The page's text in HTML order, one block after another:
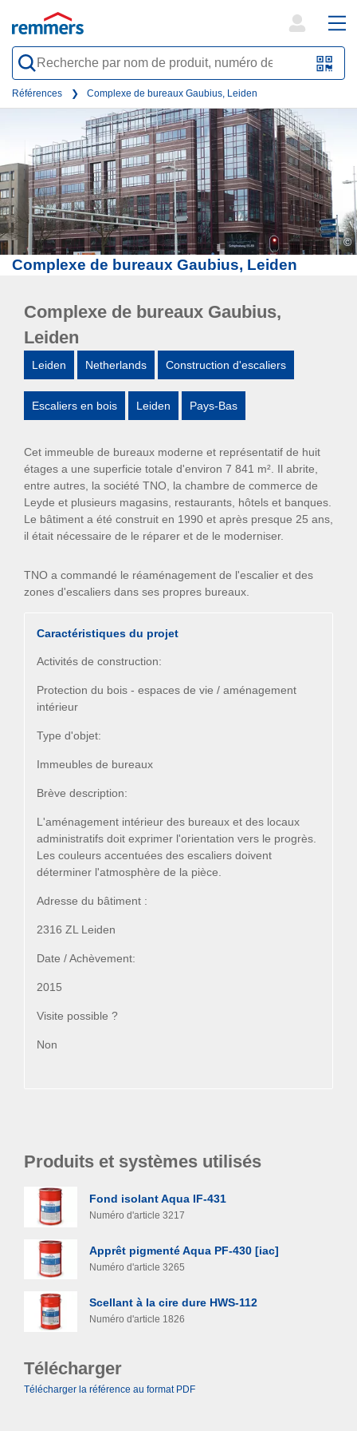
QR-
search
form
Références Complexe de bureaux Gaubius, Leiden
©
Complexe de bureaux Gaubius, Leiden
Complexe de bureaux Gaubius,
Leiden
Leiden Netherlands Construction d'escaliers
Escaliers en bois Leiden Pays-Bas
Cet immeuble de bureaux moderne et représentatif de huit
étages a une superficie totale d'environ 7 841 m². Il abrite,
entre autres, la société TNO, la chambre de commerce de
Leyde et plusieurs magasins, restaurants, hôtels et banques.
Le bâtiment a été construit en 1990 et après presque 25 ans,
il était nécessaire de le réparer et de le moderniser.
TNO a commandé le réaménagement de l'escalier et des
zones d'escaliers dans ses propres bureaux.
Caractéristiques du projet
Activités de construction:
Protection du bois - espaces de vie / aménagement
intérieur
Type d'objet:
Immeubles de bureaux
Brève description:
L'aménagement intérieur des bureaux et des locaux
administratifs doit exprimer l'orientation vers le progrès.
Les couleurs accentuées des escaliers doivent
déterminer l'atmosphère de la pièce.
Adresse du bâtiment :
2316 ZL Leiden
Date / Achèvement:
2015
Visite possible ?
Non
Produits et systèmes utilisés
Fond isolant Aqua IF-431
Numéro d'article 3217
Apprêt pigmenté Aqua PF-430 [iac]
Numéro d'article 3265
Scellant à la cire dure HWS-112
Numéro d'article 1826
Télécharger
Télécharger la référence au format PDF